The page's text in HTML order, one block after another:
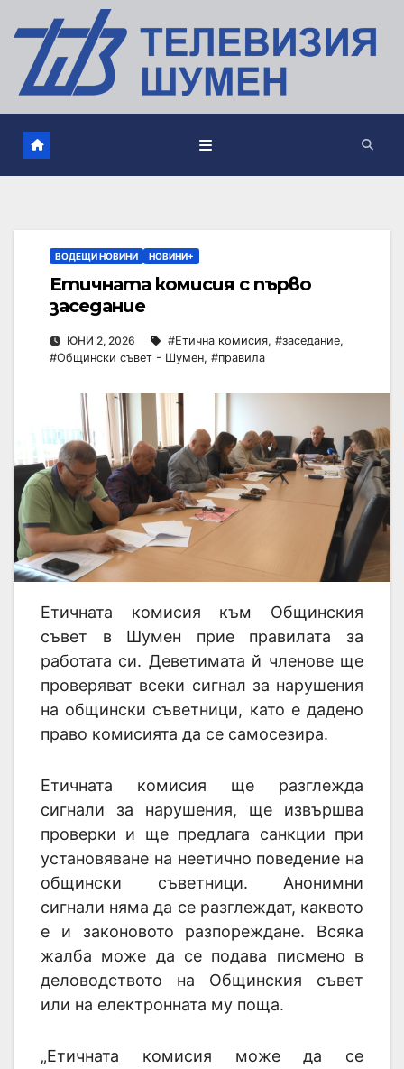
ВОДЕЩИ НОВИНИ НОВИНИ+
Етичната комисия с първо
заседание
ЮНИ 2, 2026 #Етична комисия, #заседание,
#Общински съвет - Шумен, #правила
Етичната комисия към Общинския
съвет в Шумен прие правилата за
работата си. Деветимата й членове ще
проверяват всеки сигнал за нарушения
на общински съветници, като е дадено
право комисията да се самосезира.
Етичната комисия ще разглежда
сигнали за нарушения, ще извършва
проверки и ще предлага санкции при
установяване на неетично поведение на
общински съветници. Анонимни
сигнали няма да се разглеждат, каквото
е и законовото разпореждане. Всяка
жалба може да се подава писмено в
деловодството на Общинския съвет
или на електронната му поща.
„Етичната комисия може да се